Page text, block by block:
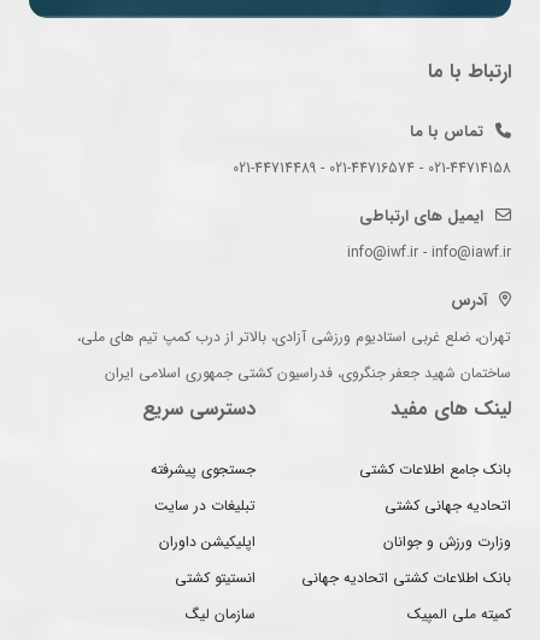
ارتباط با ما
تماس با ما
021-44714158 - 021-44716574 - 021-44714489
ایمیل های ارتباطی
info@iwf.ir - info@iawf.ir
آدرس
تهران، ضلع غربی استادیوم ورزشی آزادی، بالاتر از درب کمپ تیم های ملی،
ساختمان شهید جعفر جنگروی، فدراسیون کشتی جمهوری اسلامی ایران
لینک های مفید
بانک جامع اطلاعات کشتی
اتحادیه جهانی کشتی
وزارت ورزش و جوانان
بانک اطلاعات کشتی اتحادیه جهانی
کمیته ملی المپیک
دسترسی سریع
جستجوی پیشرفته
تبلیغات در سایت
اپلیکیشن داوران
انستیتو کشتی
سازمان لیگ